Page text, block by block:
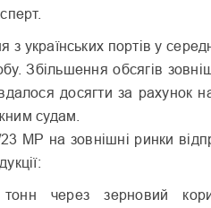
з українських портів у
Збільшення обсягів
досягти за рахунок
судам.
МР на зовнішні ринки
через зерновий